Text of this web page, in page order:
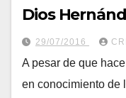
Dios
29/07/2016
A pesar de que
en conocimiento de